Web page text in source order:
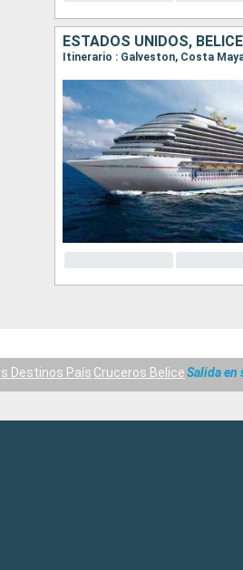
ESTADOS UNIDOS,
Itinerario : Galveston, Costa
Destinos País Cruceros BeliceSalida en